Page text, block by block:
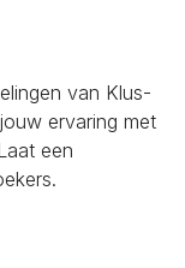
van Klus-
ervaring met
een